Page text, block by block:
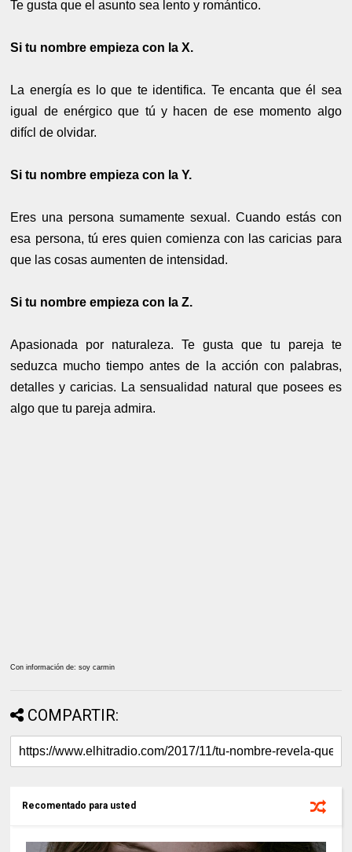
Te gusta que el asunto sea lento y romántico.
Si tu nombre empieza con la X.
La energía es lo que te identifica. Te encanta que él sea
igual de enérgico que tú y hacen de ese momento algo
difícl de olvidar.
Si tu nombre empieza con la Y.
Eres una persona sumamente sexual. Cuando estás con
esa persona, tú eres quien comienza con las caricias para
que las cosas aumenten de intensidad.
Si tu nombre empieza con la Z.
Apasionada por naturaleza. Te gusta que tu pareja te
seduzca mucho tiempo antes de la acción con palabras,
detalles y caricias. La sensualidad natural que posees es
algo que tu pareja admira.
Con información de: soy carmin
COMPARTIR:
Recomentado para usted